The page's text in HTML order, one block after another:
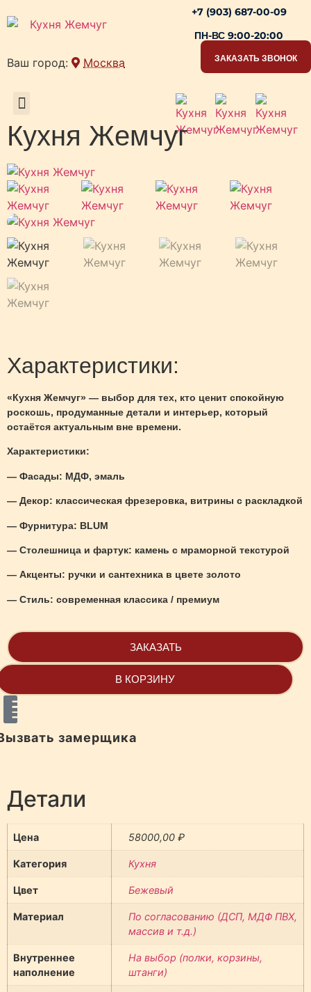
+7 (903) 687-00-09
ПН-ВС 9:00-20:00
Ваш город: Москва ЗАКАЗАТЬ ЗВОНОК
Кухня Жемчуг
Характеристики:
«Кухня Жемчуг» — выбор для тех, кто ценит спокойную
роскошь, продуманные детали и интерьер, который
остаётся актуальным вне времени.
Характеристики:
— Фасады: МДФ, эмаль
— Декор: классическая фрезеровка, витрины с раскладкой
— Фурнитура: BLUM
— Столешница и фартук: камень с мраморной текстурой
— Акценты: ручки и сантехника в цвете золото
— Стиль: современная классика / премиум
ЗАКАЗАТЬ
В КОРЗИНУ
замерщика
Детали
Цена 58000,00 ₽
Категория Кухня
Цвет Бежевый
Материал
По согласованию (ДСП, МДФ ПВХ,
массив и т.д.)
Внутреннее
наполнение
На выбор (полки, корзины,
штанги)